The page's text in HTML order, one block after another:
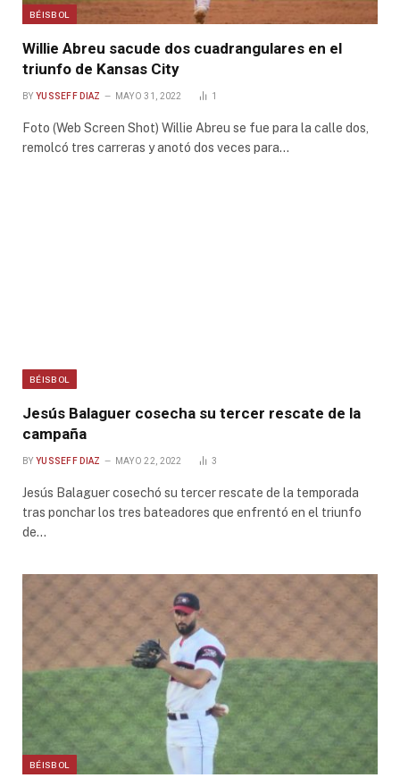
BÉISBOL
Willie Abreu sacude dos cuadrangulares en el
triunfo de Kansas City
BY YUSSEFF DIAZ MAYO 31, 2022 1
Foto (Web Screen Shot) Willie Abreu se fue para la calle dos,
remolcó tres carreras y anotó dos veces para…
BÉISBOL
Jesús Balaguer cosecha su tercer rescate de la
campaña
BY YUSSEFF DIAZ MAYO 22, 2022 3
Jesús Balaguer cosechó su tercer rescate de la temporada
tras ponchar los tres bateadores que enfrentó en el triunfo
de…
BÉISBOL